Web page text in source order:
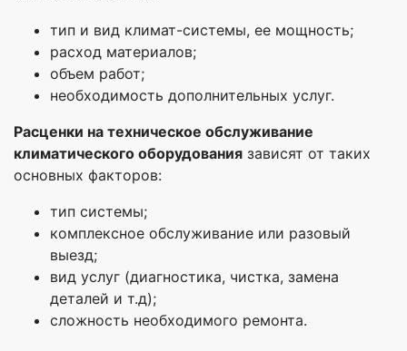
тип и вид климат-системы, ее мощность;
расход материалов;
объем работ;
необходимость дополнительных услуг.
Расценки на техническое обслуживание
климатического оборудования зависят от таких
основных факторов:
тип системы;
комплексное обслуживание или разовый
выезд;
вид услуг (диагностика, чистка, замена
деталей и т.д);
сложность необходимого ремонта.